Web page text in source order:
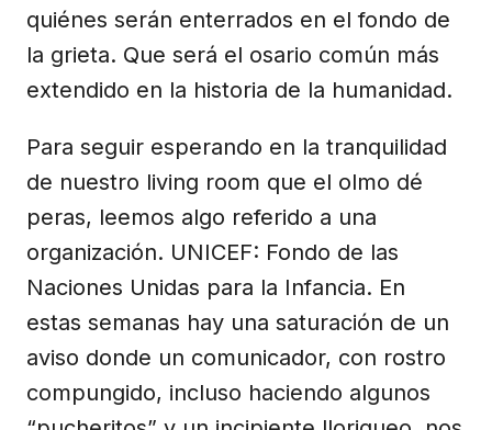
quiénes serán enterrados en el fondo de
la grieta. Que será el osario común más
extendido en la historia de la humanidad.
Para seguir esperando en la tranquilidad
de nuestro living room que el olmo dé
peras, leemos algo referido a una
organización. UNICEF: Fondo de las
Naciones Unidas para la Infancia. En
estas semanas hay una saturación de un
aviso donde un comunicador, con rostro
compungido, incluso haciendo algunos